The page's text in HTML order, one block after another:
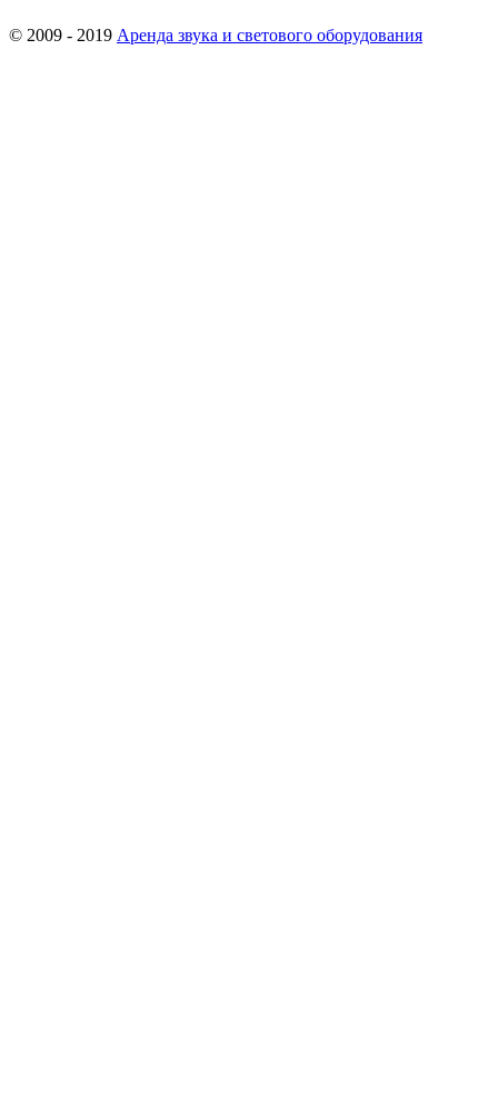
© 2009 - 2019 Аренда звука и светового оборудования